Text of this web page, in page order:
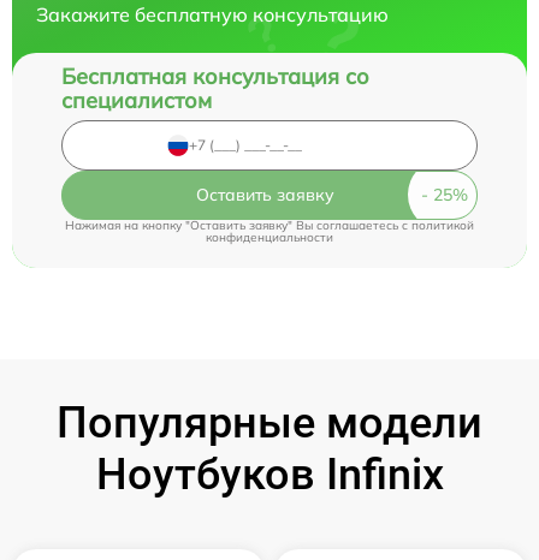
Закажите бесплатную консультацию
Бесплатная консультация со
специалистом
Оставить заявку
Нажимая на кнопку "Оставить заявку" Вы соглашаетесь cполитикой
конфиденциальности
Популярные модели
Ноутбуков Infinix